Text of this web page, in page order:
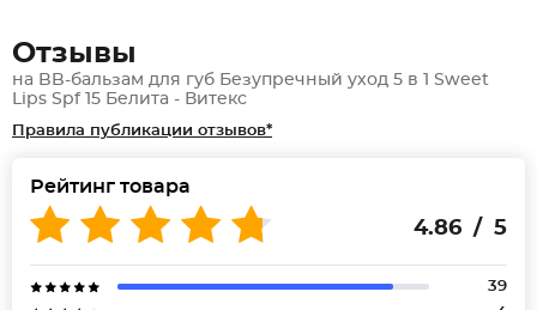
Отзывы
на BB-бальзам для губ Безупречный уход 5 в 1 Sweet
Lips Spf 15 Белита - Витекс
Правила публикации отзывов*
Рейтинг товара
4.86 / 5
39